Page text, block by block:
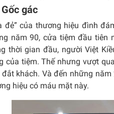
gác
đẻ” của thương hiệu đình
năm 90, cửa tiệm đầu tiên
thời gian đầu, người Việt
của tiệm. Thế nhưng vượt
đắt khách. Và đến những
hiệu có máu mặt này.